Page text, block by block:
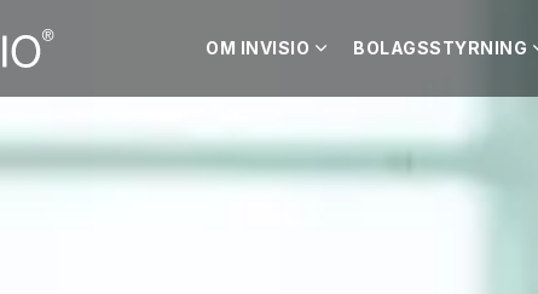
OM INVISIO BOLAGSSTYRNING